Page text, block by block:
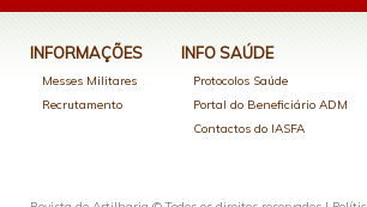
INFORMAÇÕES
Messes Militares
Recrutamento
INFO SAÚDE
Protocolos Saúde
Portal do Beneficiário ADM
Contactos do IASFA